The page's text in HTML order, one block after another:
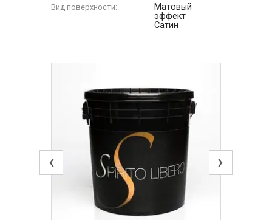
Вид поверхности:
Матовый
эффект
Сатин
‹ ›